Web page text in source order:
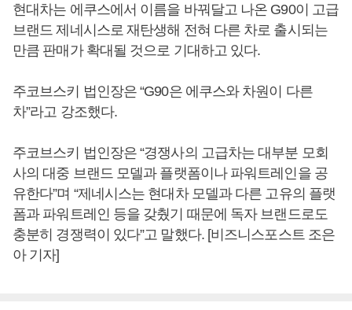
현대차는 에쿠스에서 이름을 바꿔달고 나온 G90이 고급
브랜드 제네시스로 재탄생해 전혀 다른 차로 출시되는
만큼 판매가 확대될 것으로 기대하고 있다.
주코브스키 법인장은 “G90은 에쿠스와 차원이 다른
차”라고 강조했다.
주코브스키 법인장은 “경쟁사의 고급차는 대부분 모회
사의 대중 브랜드 모델과 플랫폼이나 파워트레인을 공
유한다”며 “제네시스는 현대차 모델과 다른 고유의 플랫
폼과 파워트레인 등을 갖췄기 때문에 독자 브랜드로도
충분히 경쟁력이 있다”고 말했다. [비즈니스포스트 조은
아 기자]